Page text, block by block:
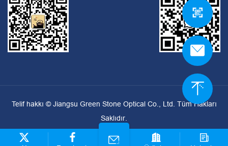
Telif hakkı ©Jiangsu Green Stone Optical Co., Ltd. Tüm Hakları
Saklıdır.